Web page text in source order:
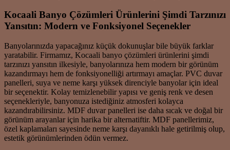
Kocaali Banyo Çözümleri Ürünlerini Şimdi Tarzınızı
Yansıtın: Modern ve Fonksiyonel Seçenekler
Banyolarınızda yapacağınız küçük dokunuşlar bile büyük farklar
yaratabilir. Firmamız, Kocaali banyo çözümleri ürünlerini şimdi
tarzınızı yansıtın ilkesiyle, banyolarınıza hem modern bir görünüm
kazandırmayı hem de fonksiyonelliği artırmayı amaçlar. PVC duvar
panelleri, suya ve neme karşı yüksek direnciyle banyolar için ideal
bir seçenektir. Kolay temizlenebilir yapısı ve geniş renk ve desen
seçenekleriyle, banyonuza istediğiniz atmosferi kolayca
kazandırabilirsiniz. MDF duvar panelleri ise daha sıcak ve doğal bir
görünüm arayanlar için harika bir alternatiftir. MDF panellerimiz,
özel kaplamaları sayesinde neme karşı dayanıklı hale getirilmiş olup,
estetik görünümlerinden ödün vermez.